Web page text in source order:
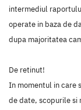
intermediul
operate in baza de
dupa majoritatea
De retinut!
In momentul in care
de date, scopurile si